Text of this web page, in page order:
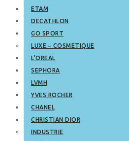
ETAM
DECATHLON
GO SPORT
LUXE – COSMETIQUE
L’OREAL
SEPHORA
LVMH
YVES ROCHER
CHANEL
CHRISTIAN DIOR
INDUSTRIE